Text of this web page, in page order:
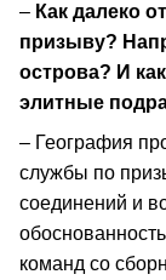
– Как далеко
призыву?
острова? И
элитные
– География
службы по
соединений и
команд со